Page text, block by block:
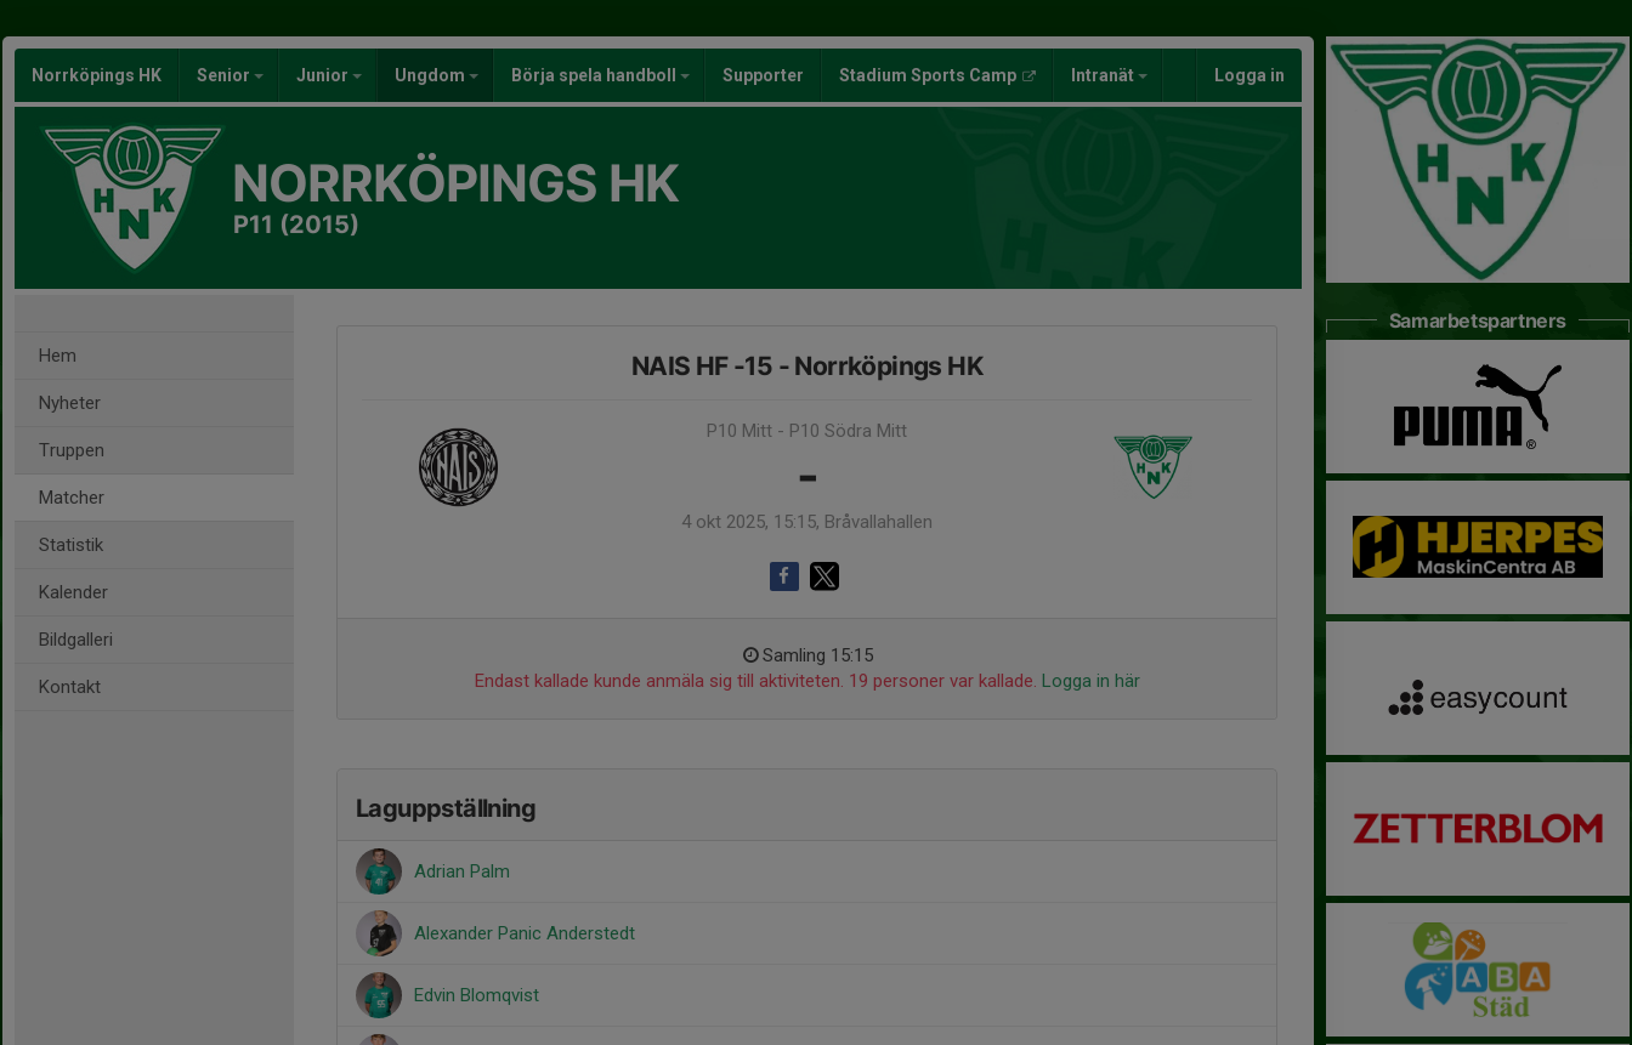
Norrköpings HK Senior Junior Ungdom Börja spela handboll Supporter Stadium Sports Camp Intranät Logga in
NORRKÖPINGS HK
P11 (2015)
Hem
Nyheter
Truppen
Matcher
Statistik
Kalender
Bildgalleri
Kontakt
NAIS HF -15 - Norrköpings HK
P10 Mitt - P10 Södra Mitt
-
4 okt 2025, 15:15, Bråvallahallen
Samling 15:15
Endast kallade kunde anmäla sig till aktiviteten. 19 personer var kallade. Logga in här
Laguppställning
Adrian Palm
Alexander Panic Anderstedt
Edvin Blomqvist
Samarbetspartners